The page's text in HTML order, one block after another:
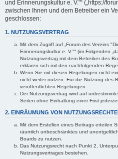
und Erinnerungskultur e. V."“ („https://
zwischen Ihnen und dem Betreiber ein
geschlossen:
1. NUTZUNGSVERTRAG
Mit dem Zugriff auf „Forum des Vereins
Erinnerungskultur e. V."“ (im Folgenden
Nutzungsvertrag mit dem Betreiber des
erklären sich mit den nachfolgenden
Wenn Sie mit diesen Regelungen nicht
nicht weiter nutzen. Für die Nutzung des
veröffentlichten Regelungen.
Der Nutzungsvertrag wird auf
Seiten ohne Einhaltung einer Frist
2. EINRÄUMUNG VON
Mit dem Erstellen eines Beitrags erteilen
räumlich unbeschränktes und
Boards zu nutzen.
Das Nutzungsrecht nach Punkt 2,
Nutzungsvertrages bestehen.